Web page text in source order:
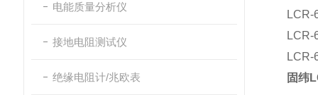
电能质量分析仪
接地电阻测试仪
绝缘电阻计/兆欧表
固纬